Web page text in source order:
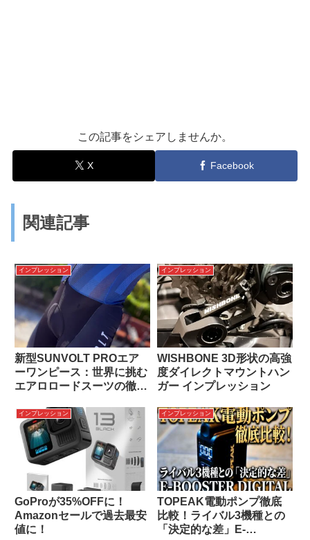
この記事をシェアしませんか。
X Facebook
関連記事
インプレッション
新型SUNVOLT PROエア
ーワンピース：世界に挑む
エアロロードスーツの徹底
インプレッション
WISHBONE 3D形状の高強
度ダイレクトマウントハン
ガー インプレッション
インプレッション
GoProが35%OFFに！
Amazonセールで過去最安
値に！
インプレッション
TOPEAK電動ポンプ徹底
比較！ライバル3機種との
「決定的な差」E-